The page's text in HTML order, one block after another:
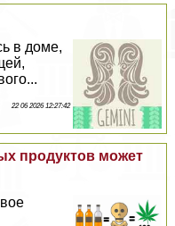
в доме,
22 06 2026 12:27:42
продуктов может